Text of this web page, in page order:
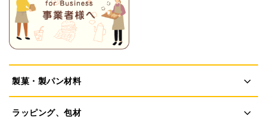
製菓・製パン材料
ラッピング、包材